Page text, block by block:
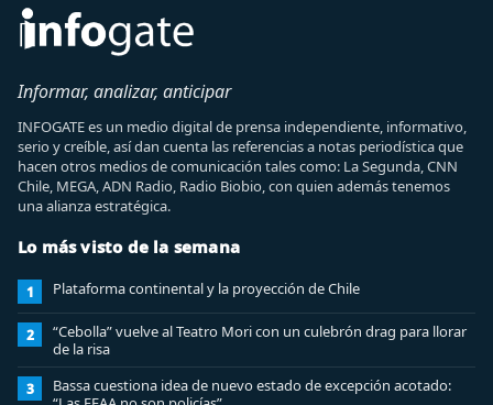
Informar, analizar, anticipar
INFOGATE es un medio digital de prensa independiente, informativo,
serio y creíble, así dan cuenta las referencias a notas periodística que
hacen otros medios de comunicación tales como: La Segunda, CNN
Chile, MEGA, ADN Radio, Radio Biobio, con quien además tenemos
una alianza estratégica.
Lo más visto de la semana
1 Plataforma continental y la proyección de Chile
2
“Cebolla” vuelve al Teatro Mori con un culebrón drag para llorar
de la risa
3
Bassa cuestiona idea de nuevo estado de excepción acotado: